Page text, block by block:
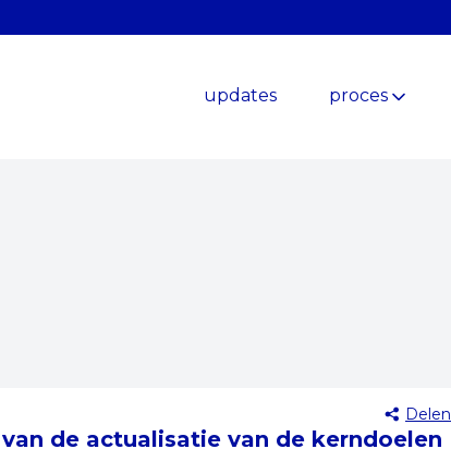
updates proces
Delen
de actualisatie van de kerndoelen